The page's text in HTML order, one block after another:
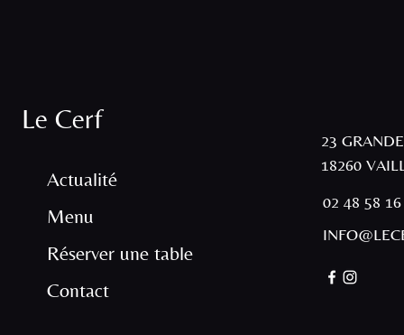
Le Cerf
Actualité
Menu
Réserver une table
Contact
23
18260
02 48 58